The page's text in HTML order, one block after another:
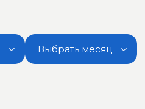
Выбрать месяц